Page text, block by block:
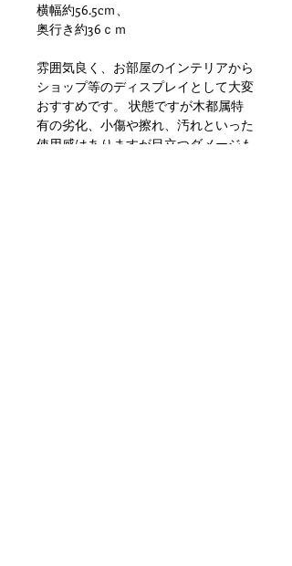
横幅約56.5cｍ、
奥行き約36ｃｍ
雰囲気良く、お部屋のインテリアから
ショップ等のディスプレイとして大変
おすすめです。 状態ですが木都属特
有の劣化、小傷や擦れ、汚れといった
使用感はありますが目立つダメージも